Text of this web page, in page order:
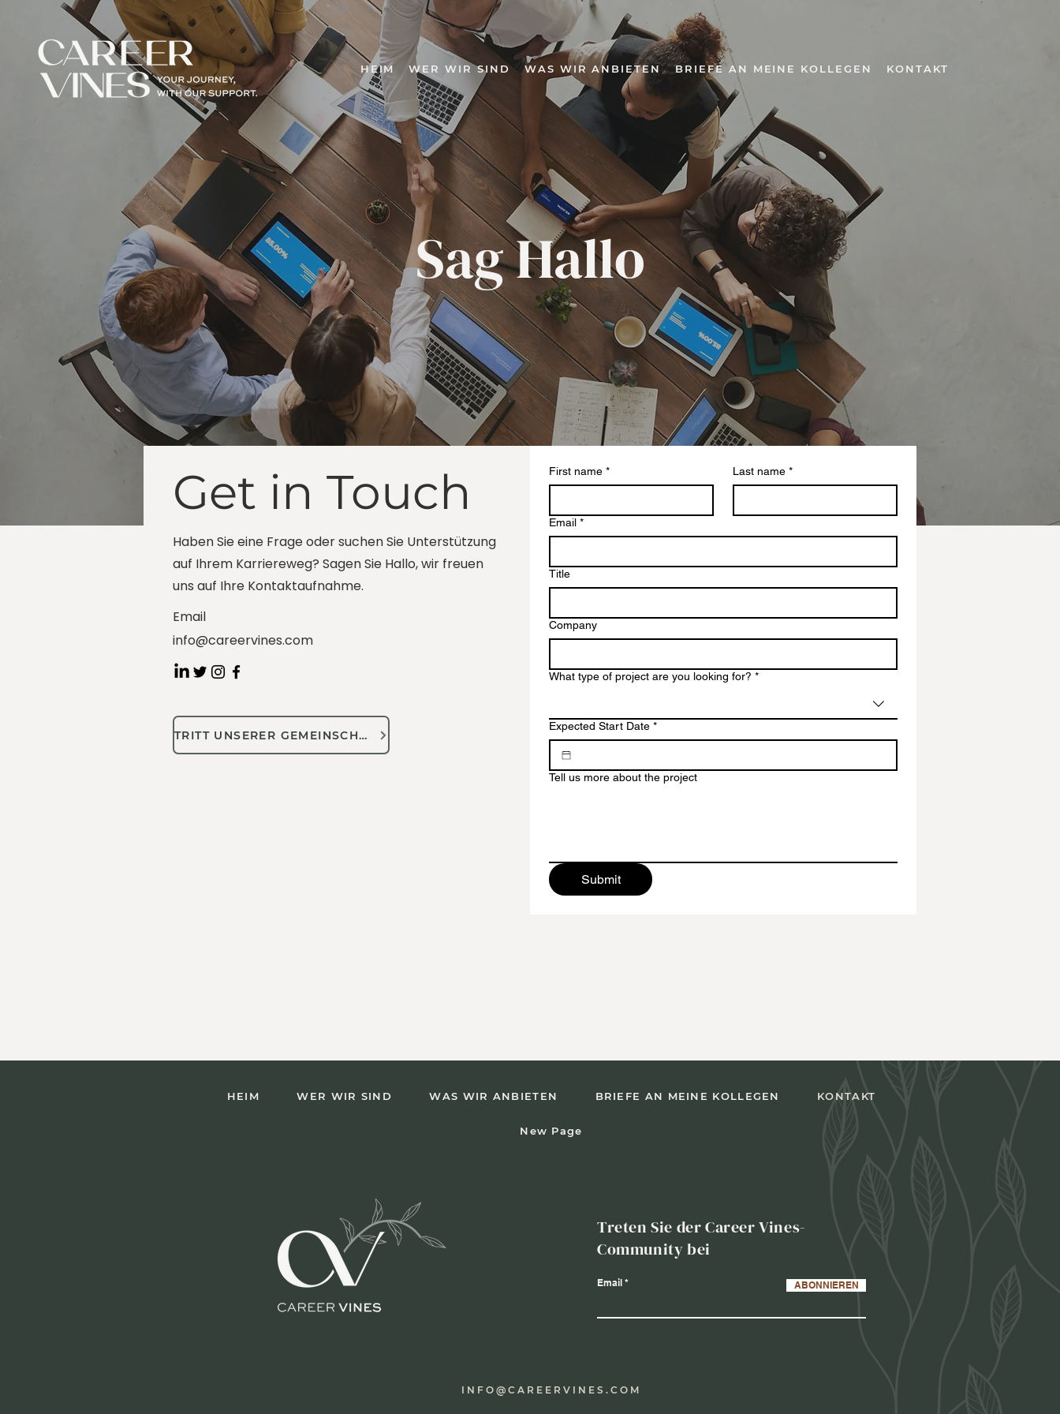
HEIM WER WIR SIND WAS WIR ANBIETEN BRIEFE AN MEINE KOLLEGEN KONTAKT
Sag Hallo
Get in Touch
Haben Sie eine Frage oder suchen Sie Unterstützung
auf Ihrem Karriereweg? Sagen Sie Hallo, wir freuen
uns auf Ihre Kontaktaufnahme.
Email
info@careervines.com
TRITT UNSERER GEMEINSCHAFT BEI
First name * Last name *
Email *
Title
Company
What type of project are you looking for? *
Expected Start Date *
Tell us more about the project
Submit
HEIM WER WIR SIND WAS WIR ANBIETEN BRIEFE AN MEINE KOLLEGEN KONTAKT
New Page
Treten Sie der Career Vines-
Community bei
Email ABONNIEREN
INFO@CAREERVINES.COM